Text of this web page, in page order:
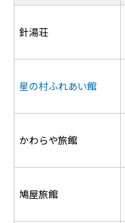
針湯荘
星の村ふれあい館
かわらや旅館
鳩屋旅館